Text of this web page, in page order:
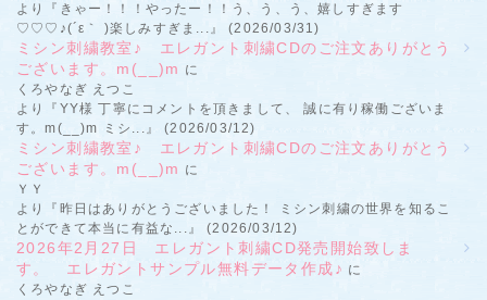
より『きゃー！！！やったー！！う、う、う、嬉しすぎます
♡♡♡♪(´ε｀ )楽しみすぎま...』 (2026/03/31)
ミシン刺繍教室♪ エレガント刺繍CDのご注文ありがとう
ございます。m(__)m に
くろやなぎ えつこ
より『YY様 丁寧にコメントを頂きまして、 誠に有り稼働ございま
す。m(__)m ミシ...』 (2026/03/12)
ミシン刺繍教室♪ エレガント刺繍CDのご注文ありがとう
ございます。m(__)m に
ＹＹ
より『昨日はありがとうございました！ ミシン刺繍の世界を知るこ
とができて本当に有益な...』 (2026/03/12)
2026年2月27日 エレガント刺繍CD発売開始致しま
す。 エレガントサンプル無料データ作成♪ に
くろやなぎ えつこ